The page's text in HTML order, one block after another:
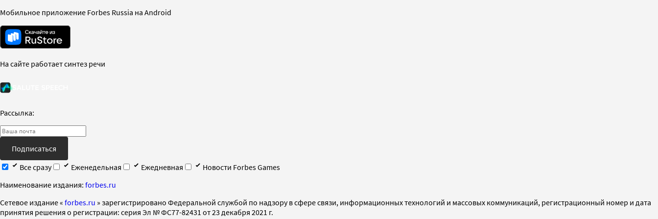
Мобильное приложение Forbes Russia на Android
На сайте работает синтез речи
Рассылка:
Подписаться
Все сразу
Еженедельная Ежедневная
Новости Forbes Games
Наименование издания: forbes.ru
Cетевое издание « forbes.ru » зарегистрировано Федеральной службой по надзору в сфере связи, информационных технологий и массовых коммуникаций, регистрационный номер и дата
принятия решения о регистрации: серия Эл № ФС77-82431 от 23 декабря 2021 г.